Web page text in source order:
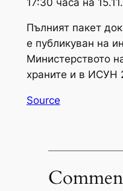
Пълният пакет
е публикуван на
Министерството
храните и в ИСУН
Source